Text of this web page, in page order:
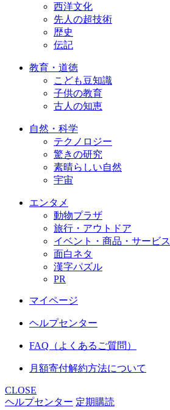
西洋文化
先人の超技術
歴史
伝記
教育・道徳
こども豆知識
子供の教育
古人の知恵
自然・科学
テクノロジー
驚きの研究
素晴らしい自然
宇宙
エンタメ
動物プラザ
旅行・アウトドア
イベント・商品・サービス
面白ネタ
漢字パズル
PR
マイページ
ヘルプセンター
FAQ（よくあるご質問）
月額寄付解約方法について
CLOSE
ヘルプセンター 定期購読